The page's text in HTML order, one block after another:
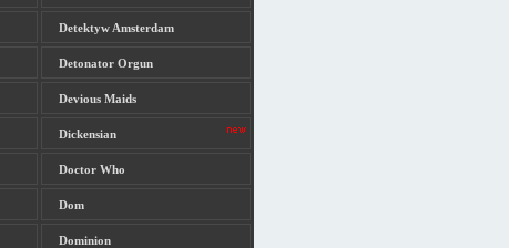
Detektyw Amsterdam
Detonator Orgun
Devious Maids
Dickensian
Doctor Who
Dom
Dominion